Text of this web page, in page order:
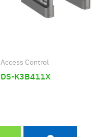
Access Control
DS-K3B411X